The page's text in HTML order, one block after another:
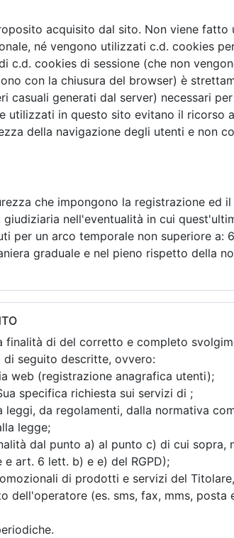
acquisito dal sito. Non viene fatto
né vengono utilizzati c.d. cookies
c.d. cookies di sessione (che non
con la chiusura del browser) è
generati dal server) necessari
utilizzati in questo sito evitano il ricorso
della navigazione degli utenti e non
che impongono la registrazione ed
nell'eventualità in cui
per un arco temporale non superiore a:
graduale e nel pieno rispetto della
finalità di del corretto e completo
seguito descritte, ovvero:
web (registrazione anagrafica utenti);
specifica richiesta sui servizi di ;
da regolamenti, dalla normativa
legge;
dal punto a) al punto c) di cui sopra,
art. 6 lett. b) e e) del RGPD);
di prodotti e servizi del
dell'operatore (es. sms, fax, mms,